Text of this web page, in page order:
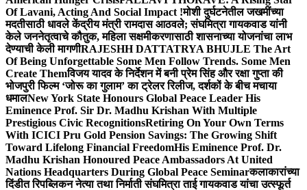
Of Lavani, Acting And Social Impact !मोशी दुर्घटनेतील जखमींच्या
मदतीसाठी धावले केंद्रीय मंत्री रामदास आठवले; संघमित्रा गायकवाड यांनी
केले जननेतृत्वाचे कौतुक, महिला सक्षमीकरणासाठी शासनाच्या योजनांचा लाभ
देण्याची केली मागणीRAJESHH DATTATRYA BHUJLE The Art
Of Being Unforgettable Some Men Follow Trends. Some Men
Create Themविजय यादव के निर्देशन में बनी प्रेम सिंह और रक्षा गुप्ता की
भोजपुरी फिल्म ‘जोरू का गुलाम’ का ट्रेलर रिलीज, दर्शकों के बीच मचाया
धमालNew York State Honours Global Peace Leader His
Eminence Prof. Sir Dr. Madhu Krishan With Multiple
Prestigious Civic RecognitionsRetiring On Your Own Terms
With ICICI Pru Gold Pension Savings: The Growing Shift
Toward Lifelong Financial FreedomHis Eminence Prof. Dr.
Madhu Krishan Honoured Peace Ambassadors At United
Nations Headquarters During Global Peace Seminarकलाकारांच्या
दिंडीत रिपब्लिकन नेत्या तथा निर्माती संघमित्रा ताई गायकवाड यांचा उत्स्फूर्त